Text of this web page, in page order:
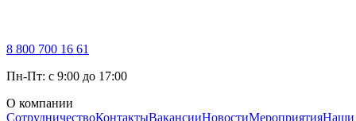
8 800 700 16 61
Пн-Пт: с 9:00 до 17:00
О компании
СотрудничествоКонтактыВакансииНовостиМероприятияНаши